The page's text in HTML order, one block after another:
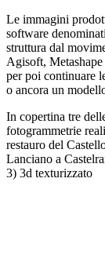
Le immagini
software denominati
struttura dal
Agisoft,
per poi continuare
o ancora un
In copertina tre
fotogrammetrie
restauro del
Lanciano a
3) 3d texturizzato